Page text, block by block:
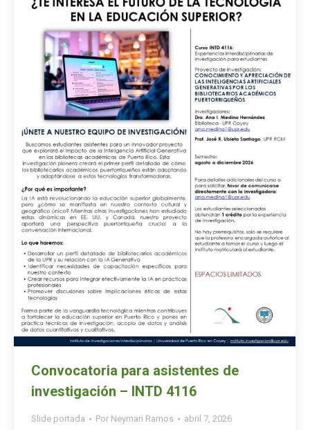
Convocatoria para asistentes de
investigación – INTD 4116
Slide portada Por Neymari Ramos abril 7, 2026